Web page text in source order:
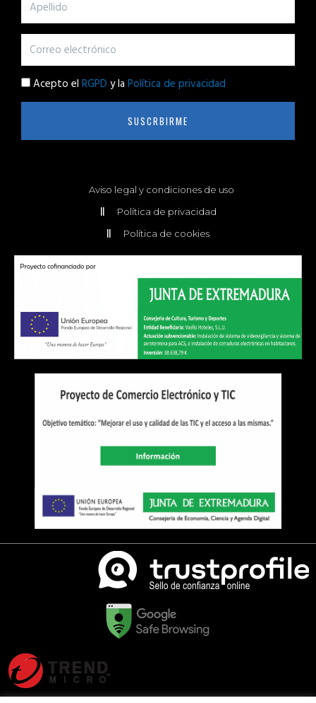
Acepto el RGPD y la Política de privacidad
SUSCRBIRME
Aviso legal y condiciones de uso
Política de privacidad
Política de cookies